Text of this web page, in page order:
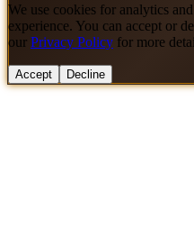
We use cookies for analytics
experience. You can accept or
our Privacy Policy for more
Accept Decline